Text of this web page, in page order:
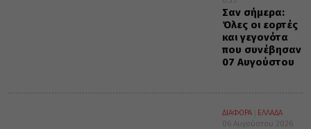
Σαν σήμερα:
Όλες οι εορτές
και γεγονότα
που συνέβησαν
07 Αυγούστου
ΔΙΑΦΟΡΑ
ΕΛΛΑΔΑ
06 Αυγούστου 2026